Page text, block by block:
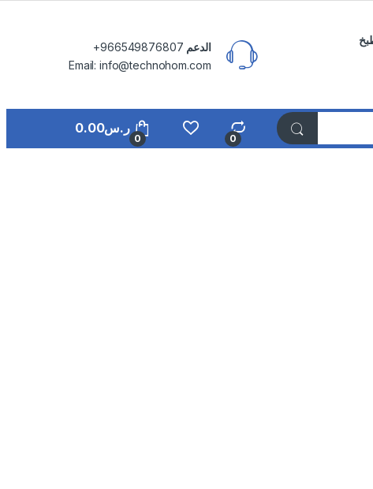
الدعم
Email: info@technohom.com
0
0
ر.س0.00